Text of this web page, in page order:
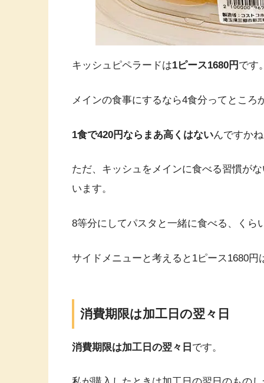
キッシュピペラードは1ピース1680円 です
メインの食事にするなら4食分ってところ
1食で420円ならまあ高くはないんですか
ただ、キッシュをメインに食べる習慣が
います。
8等分にしてパスタと一緒に食べる、くら
サイドメニューと考えると1ピース1680
消費期限は加工日の翌々日
消費期限は加工日の翌々日 です。